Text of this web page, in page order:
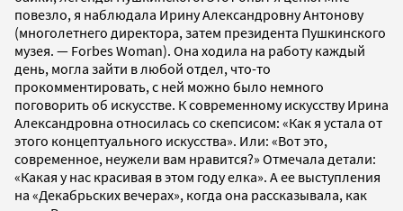
повезло, я наблюдала Ирину Александровну Антонову
(многолетнего директора, затем президента Пушкинского
музея. — Forbes Woman). Она ходила на работу каждый
день, могла зайти в любой отдел, что-то
прокомментировать, с ней можно было немного
поговорить об искусстве. К современному искусству Ирина
Александровна относилась со скепсисом: «Как я устала от
этого концептуального искусства». Или: «Вот это,
современное, неужели вам нравится?» Отмечала детали:
«Какая у нас красивая в этом году елка». А ее выступления
на «Декабрьских вечерах», когда она рассказывала, как